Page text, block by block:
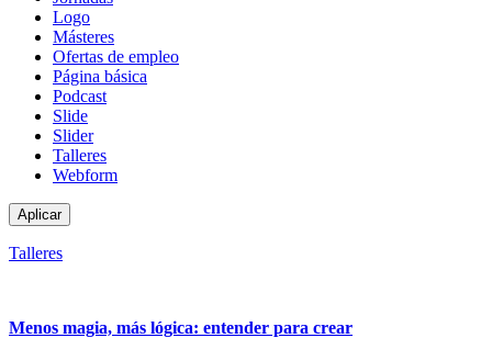
Logo
Másteres
Ofertas de empleo
Página básica
Podcast
Slide
Slider
Talleres
Webform
Talleres
Menos magia, más lógica: entender para crear